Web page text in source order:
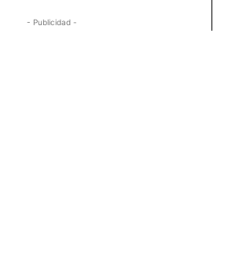
- Publicidad -